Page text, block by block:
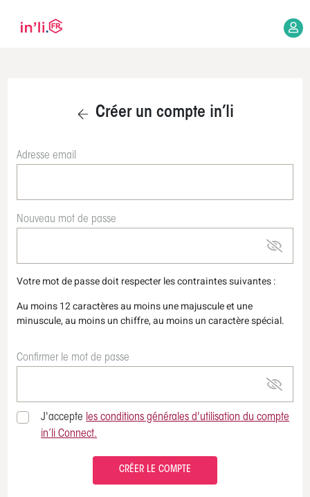
Créer un compte in’li
Adresse email
Nouveau mot de passe
Votre mot de passe doit respecter les contraintes suivantes :
Au moins 12 caractères au moins une majuscule et une
minuscule, au moins un chiffre, au moins un caractère spécial.
Confirmer le mot de passe
J'accepte les conditions générales d'utilisation du compte
in’li Connect.
CRÉER LE COMPTE